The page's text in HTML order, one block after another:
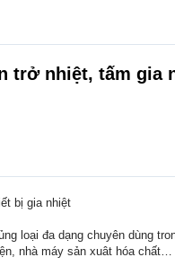
trở nhiệt, tấm gia
bị gia nhiệt
loại đa dạng chuyên dùng
nhà máy sản xuât hóa chất…